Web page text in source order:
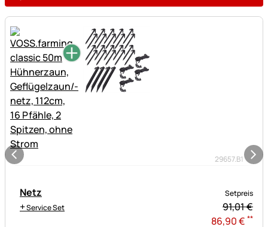
29657.B1
Netz
+Service Set
Setpreis
91,01€
86,90€ **